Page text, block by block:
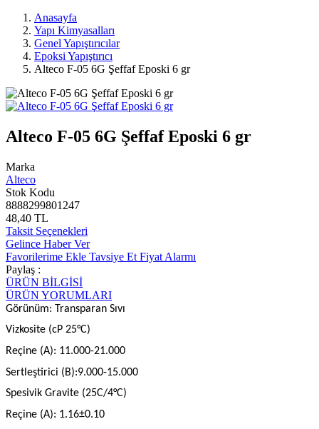
Anasayfa
Yapı Kimyasalları
Genel Yapıştırıcılar
Epoksi Yapıştırıcı
Alteco F-05 6G Şeffaf Eposki 6 gr
Alteco F-05 6G Şeffaf Eposki 6 gr
Marka
Alteco
Stok Kodu
8888299801247
48,40 TL
Taksit Seçenekleri
Gelince Haber Ver
Favorilerime Ekle Tavsiye Et Fiyat Alarmı
Paylaş :
ÜRÜN BİLGİSİ
ÜRÜN YORUMLARI
Görünüm: Transparan Sıvı
Vizkosite (cP 25°C)
Reçine (A): 11.000-21.000
Sertleştirici (B):9.000-15.000
Spesivik Gravite (25C/4°C)
Reçine (A): 1.16±0.10